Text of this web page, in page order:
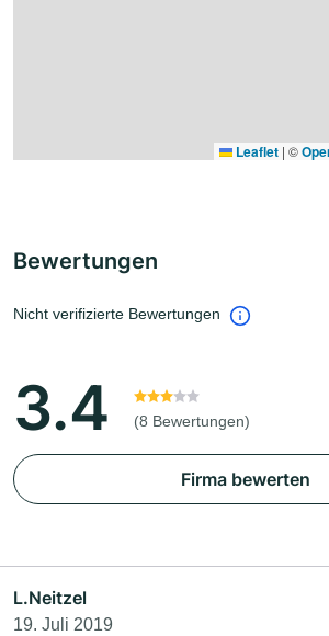
Leaflet | ©
Bewertungen
Nicht verifizierte Bewertungen
3.4 (8 Bewertungen)
Firma bewerten
L.Neitzel
19. Juli 2019